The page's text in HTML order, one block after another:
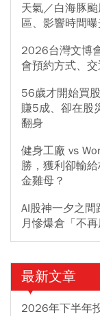
天氣／白海豚
區、影響時間
2026台灣文博
會預約方式、
56歲才開始買
賺5成、卻在股
翻身
健身工廠 vs
勝，獲利卻輸
金雞母？
AI股神一夕之
月慘爆倉「不再
最新文章
2026年下半年